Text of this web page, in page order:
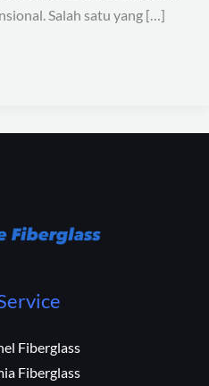
Salah satu yang […]
Fiberglass
Fiberglass